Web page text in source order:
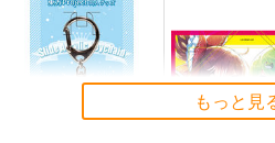
550円 （税込）
東方Project
蓬莱山輝夜
藤原妹紅
サンプル
1,430円（税込
東方Project
十六夜咲夜
サンプル
もっと見